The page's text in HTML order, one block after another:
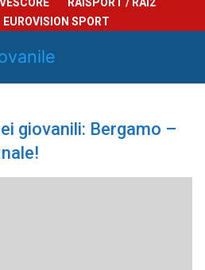
EUROVISION SPORT
giovanili: Bergamo –